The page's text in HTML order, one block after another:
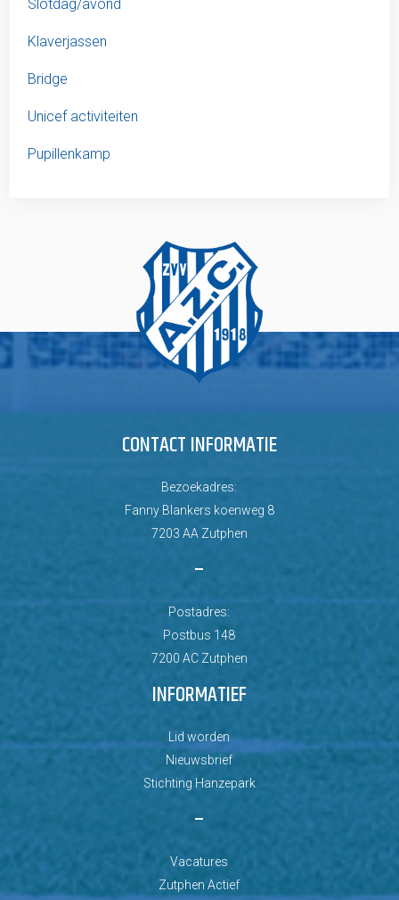
Slotdag/avond
Klaverjassen
Bridge
Unicef activiteiten
Pupillenkamp
CONTACT INFORMATIE
Bezoekadres:
Fanny Blankers koenweg 8
7203 AA Zutphen
–
Postadres:
Postbus 148
7200 AC Zutphen
INFORMATIEF
Lid worden
Nieuwsbrief
Stichting Hanzepark
–
Vacatures
Zutphen Actief